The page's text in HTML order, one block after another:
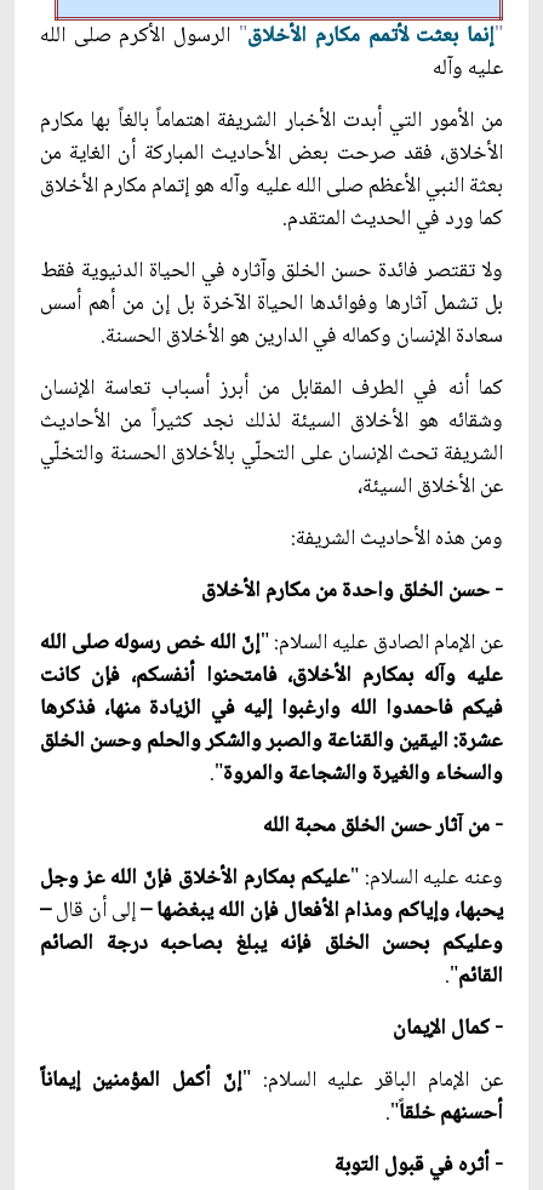
"إنما بعثت لأتمم مكارم الأخلاق" الرسول الأكرم صلى الله
عليه وآله
من الأمور التي أبدت الأخبار الشريفة اهتماماً بالغاً بها مكارم
الأخلاق، فقد صرحت بعض الأحاديث المباركة أن الغاية من
بعثة النبي الأعظم صلى الله عليه وآله هو إتمام مكارم الأخلاق
كما ورد في الحديث المتقدم.
ولا تقتصر فائدة حسن الخلق وآثاره في الحياة الدنيوية فقط
بل تشمل آثارها وفوائدها الحياة الآخرة بل إن من أهم أسس
سعادة الإنسان وكماله في الدارين هو الأخلاق الحسنة.
كما أنه في الطرف المقابل من أبرز أسباب تعاسة الإنسان
وشقائه هو الأخلاق السيئة لذلك نجد كثيراً من الأحاديث
الشريفة تحث الإنسان على التحلّي بالأخلاق الحسنة والتخلّي
عن الأخلاق السيئة،
ومن هذه الأحاديث الشريفة:
- حسن الخلق واحدة من مكارم الأخلاق
عن الإمام الصادق عليه السلام: "إنّ الله خص رسوله صلى الله
عليه وآله بمكارم الأخلاق، فامتحنوا أنفسكم، فإن كانت
فيكم فاحمدوا الله وارغبوا إليه في الزيادة منها، فذكرها
عشرة: اليقين والقناعة والصبر والشكر والحلم وحسن الخلق
والسخاء والغيرة والشجاعة والمروة".
- من آثار حسن الخلق محبة الله
وعنه عليه السلام: "عليكم بمكارم الأخلاق فإنّ الله عز وجل
يحبها، وإياكم ومذام الأفعال فإن الله يبغضها –إلى أن قال–
وعليكم بحسن الخلق فإنه يبلغ بصاحبه درجة الصائم
القائم".
- كمال الإيمان
عن الإمام الباقر عليه السلام: "إنّ أكمل المؤمنين إيماناً
أحسنهم خلقاً".
- أثره في قبول التوبة